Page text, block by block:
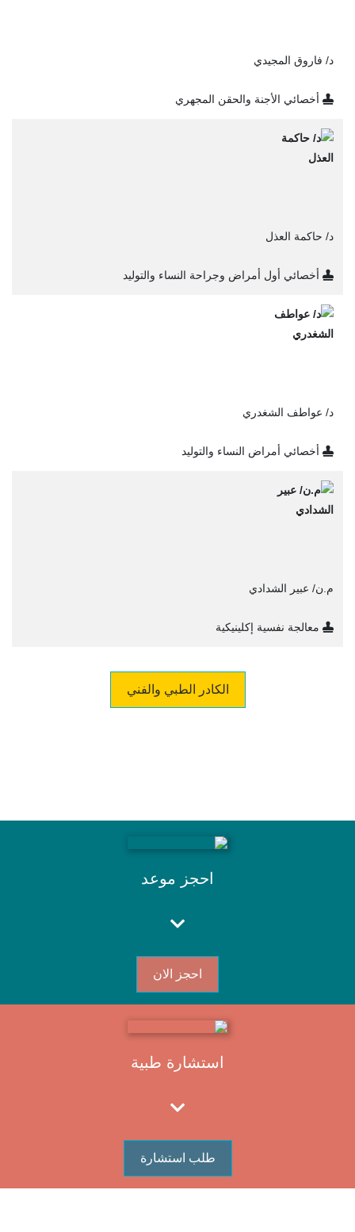
د/ فاروق المجيدي
أخصائي الأجنة والحقن المجهري
د/ حاكمة العذل
أخصائي أول أمراض وجراحة النساء والتوليد
د/ عواطف الشغدري
أخصائي أمراض النساء والتوليد
م.ن/ عبير الشدادي
معالجة نفسية إكلينيكية
الكادر الطبي والفني
احجز موعد
احجز الان
استشارة طبية
طلب استشارة